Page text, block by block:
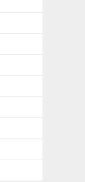
hangisidir?